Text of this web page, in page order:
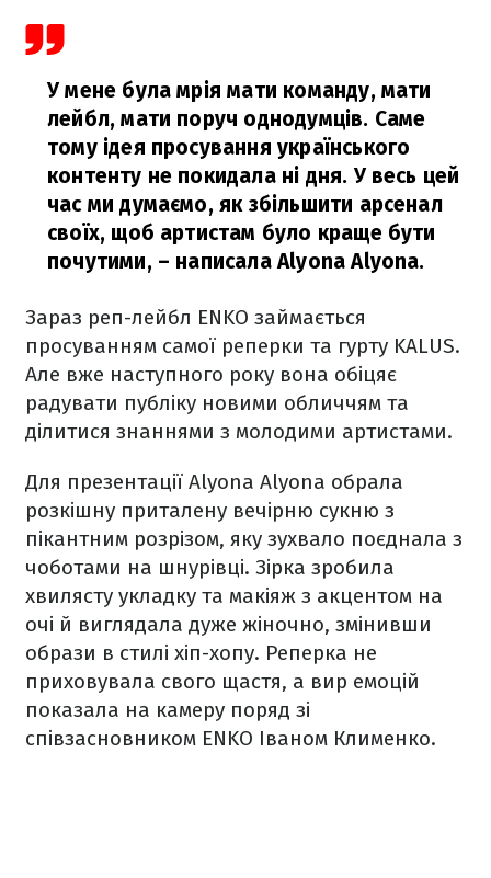
У мене була мрія мати команду, мати
лейбл, мати поруч однодумців. Саме
тому ідея просування українського
контенту не покидала ні дня. У весь цей
час ми думаємо, як збільшити арсенал
своїх, щоб артистам було краще бути
почутими, – написала Alyona Alyona.
Зараз реп-лейбл ENKO займається
просуванням самої реперки та гурту KALUS.
Але вже наступного року вона обіцяє
радувати публіку новими обличчям та
ділитися знаннями з молодими артистами.
Для презентації Alyona Alyona обрала
розкішну приталену вечірню сукню з
пікантним розрізом, яку зухвало поєднала з
чоботами на шнурівці. Зірка зробила
хвилясту укладку та макіяж з акцентом на
очі й виглядала дуже жіночно, змінивши
образи в стилі хіп-хопу. Реперка не
приховувала свого щастя, а вир емоцій
показала на камеру поряд зі
співзасновником ENKO Іваном Клименко.